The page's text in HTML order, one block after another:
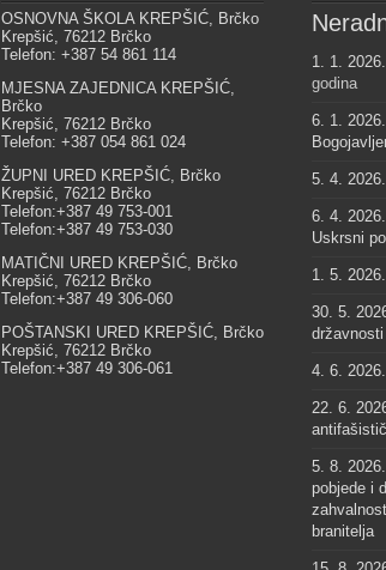
OSNOVNA ŠKOLA KREPŠIĆ, Brčko
Krepšić, 76212 Brčko
Telefon: +387 54 861 114
MJESNA ZAJEDNICA KREPŠIĆ,
Brčko
Krepšić, 76212 Brčko
Telefon: +387 054 861 024
ŽUPNI URED KREPŠIĆ, Brčko
Krepšić, 76212 Brčko
Telefon:+387 49 753-001
Telefon:+387 49 753-030
MATIČNI URED KREPŠIĆ, Brčko
Krepšić, 76212 Brčko
Telefon:+387 49 306-060
POŠTANSKI URED KREPŠIĆ, Brčko
Krepšić, 76212 Brčko
Telefon:+387 49 306-061
1. 1.
godina
6. 1.
5. 4.
6. 4.
Uskrsni
1. 5.
30. 5.
državnosti
4. 6.
22. 6.
5. 8.
pobjede i
branitelja